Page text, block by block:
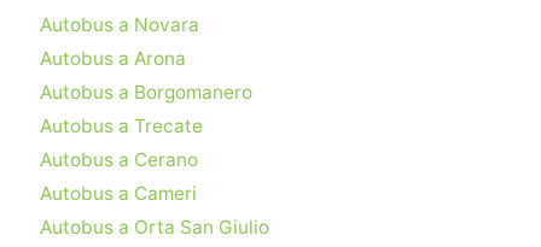
Autobus a Novara
Autobus a Arona
Autobus a Borgomanero
Autobus a Trecate
Autobus a Cerano
Autobus a Cameri
Autobus a Orta San Giulio